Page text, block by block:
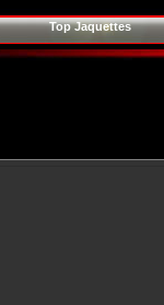
Top Jaquettes